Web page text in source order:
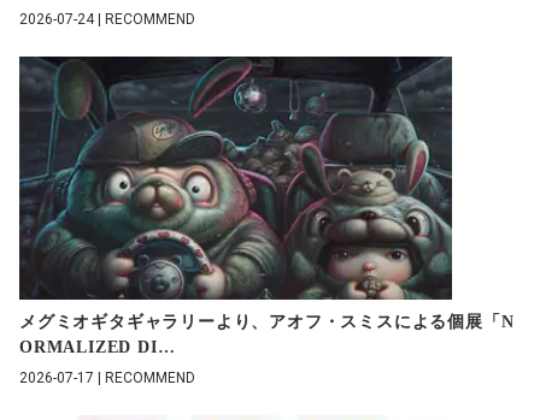
2026-07-24 | RECOMMEND
メグミオギタギャラリーより、アオフ・スミスによる個展「N
ORMALIZED DI…
2026-07-17 | RECOMMEND